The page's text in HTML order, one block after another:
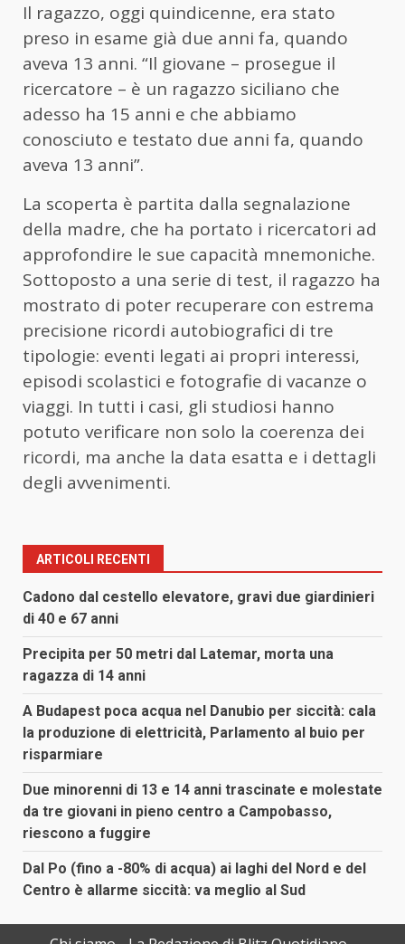
Il ragazzo, oggi quindicenne, era stato
preso in esame già due anni fa, quando
aveva 13 anni. “Il giovane – prosegue il
ricercatore – è un ragazzo siciliano che
adesso ha 15 anni e che abbiamo
conosciuto e testato due anni fa, quando
aveva 13 anni”.
La scoperta è partita dalla segnalazione
della madre, che ha portato i ricercatori ad
approfondire le sue capacità mnemoniche.
Sottoposto a una serie di test, il ragazzo ha
mostrato di poter recuperare con estrema
precisione ricordi autobiografici di tre
tipologie: eventi legati ai propri interessi,
episodi scolastici e fotografie di vacanze o
viaggi. In tutti i casi, gli studiosi hanno
potuto verificare non solo la coerenza dei
ricordi, ma anche la data esatta e i dettagli
degli avvenimenti.
ARTICOLI RECENTI
Cadono dal cestello elevatore, gravi due giardinieri
di 40 e 67 anni
Precipita per 50 metri dal Latemar, morta una
ragazza di 14 anni
A Budapest poca acqua nel Danubio per siccità: cala
la produzione di elettricità, Parlamento al buio per
risparmiare
Due minorenni di 13 e 14 anni trascinate e molestate
da tre giovani in pieno centro a Campobasso,
riescono a fuggire
Dal Po (fino a -80% di acqua) ai laghi del Nord e del
Centro è allarme siccità: va meglio al Sud